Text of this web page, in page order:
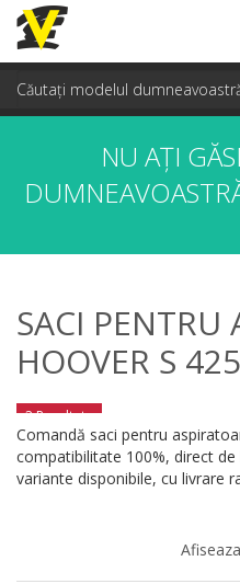
NU AȚI
SACI PENTRU
HOOVER S
2 Rezultate
Comandă saci pentru
compatibilitate 100%, direct
variante disponibile, cu livrare